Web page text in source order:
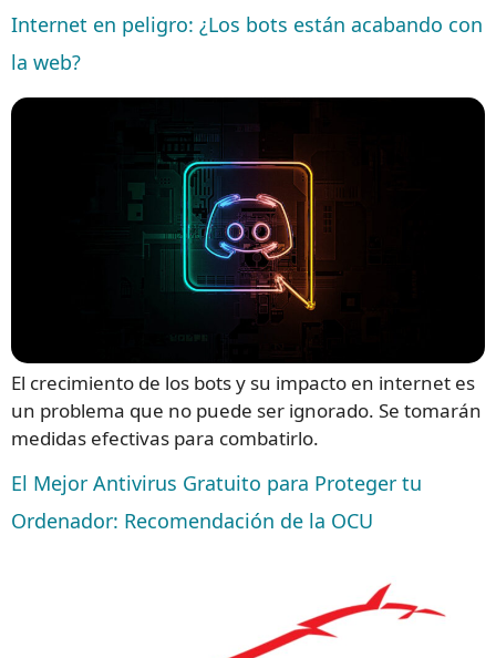
Internet en peligro: ¿Los bots están acabando con
la web?
El crecimiento de los bots y su impacto en internet es
un problema que no puede ser ignorado. Se tomarán
medidas efectivas para combatirlo.
El Mejor Antivirus Gratuito para Proteger tu
Ordenador: Recomendación de la OCU